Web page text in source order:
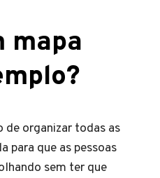
mapa
de organizar todas as
para que as pessoas
sem ter que